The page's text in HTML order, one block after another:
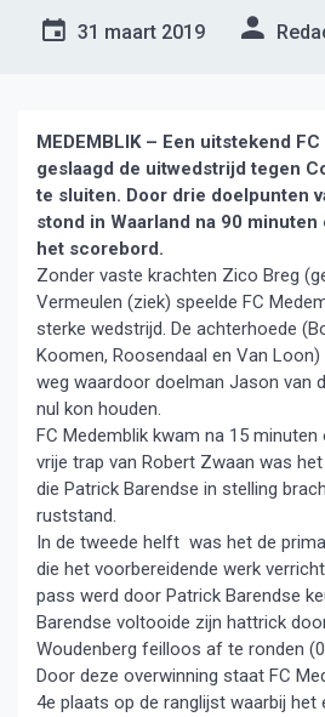
31 maart 2019
MEDEMBLIK – Een uitstekend
geslaagd de uitwedstrijd tegen
te sluiten. Door drie doelpunten
stond in Waarland na 90
het scorebord.
Zonder vaste krachten Zico Breg
Vermeulen (ziek) speelde FC
sterke wedstrijd. De achterhoede
Koomen, Roosendaal en Van
weg waardoor doelman Jason van
nul kon houden.
FC Medemblik kwam na 15
vrije trap van Robert Zwaan was
die Patrick Barendse in stelling
ruststand.
In de tweede helft was het de
die het voorbereidende werk
pass werd door Patrick Barendse
Barendse voltooide zijn hattrick
Woudenberg feilloos af te ronden
Door deze overwinning staat FC
4e plaats op de ranglijst waarbij het